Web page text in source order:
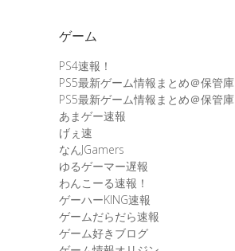
ゲーム
PS4速報！
PS5最新ゲーム情報まとめ＠保管庫
PS5最新ゲーム情報まとめ＠保管庫
あまゲー速報
げぇ速
なんJGamers
ゆるゲーマー遅報
わんこーる速報！
ゲーハーKING速報
ゲームだらだら速報
ゲーム好きブログ